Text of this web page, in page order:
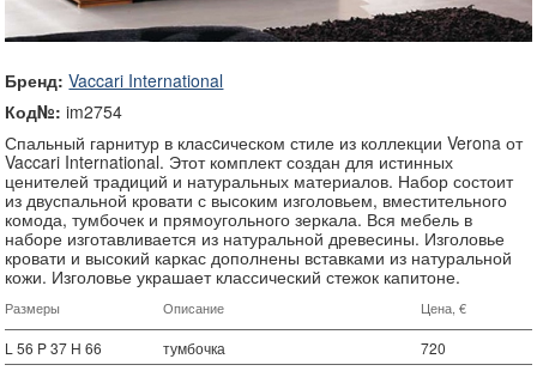
Бренд: Vaccari International
Код№:im2754
Спальный гарнитур в класcическом стиле из коллекции Verona от
Vaccari International. Этот комплект создан для истинных
ценителей традиций и натуральных материалов. Набор состоит
из двуспальной кровати с высоким изголовьем, вместительного
комода, тумбочек и прямоугольного зеркала. Вся мебель в
наборе изготавливается из натуральной древесины. Изголовье
кровати и высокий каркас дополнены вставками из натуральной
кожи. Изголовье украшает классический стежок капитоне.
Размеры Описание Цена, €
L 56 P 37 H 66 тумбочка 720